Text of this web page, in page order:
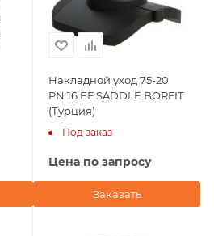
Накладной уход 75-20
PN 16 EF SADDLE BORFIT
(Турция)
Под заказ
Цена по запросу
Заказать